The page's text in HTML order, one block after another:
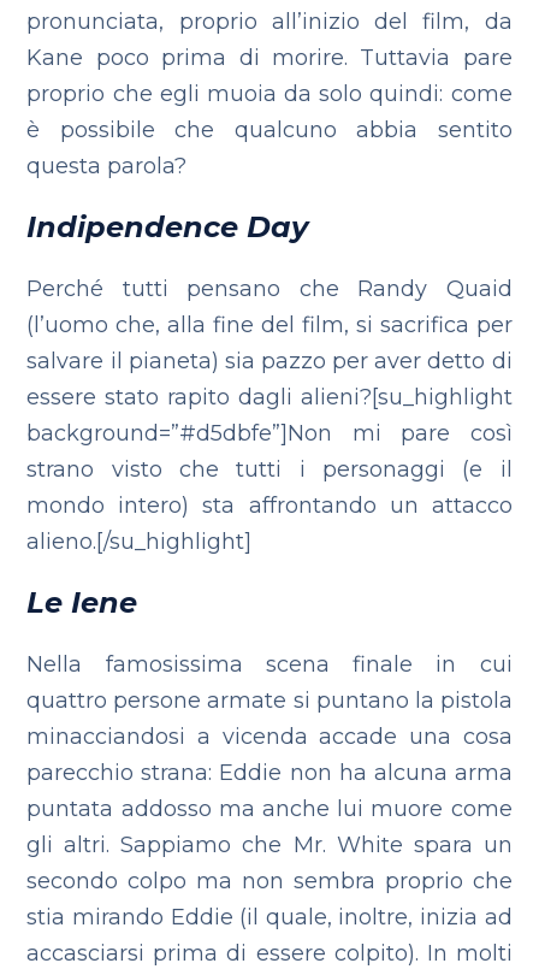
pronunciata, proprio all’inizio del film, da
Kane poco prima di morire. Tuttavia pare
proprio che egli muoia da solo quindi: come
è possibile che qualcuno abbia sentito
questa parola?
Indipendence Day
Perché tutti pensano che Randy Quaid
(l’uomo che, alla fine del film, si sacrifica per
salvare il pianeta) sia pazzo per aver detto di
essere stato rapito dagli alieni?[su_highlight
background=”#d5dbfe”]Non mi pare così
strano visto che tutti i personaggi (e il
mondo intero) sta affrontando un attacco
alieno.[/su_highlight]
Le Iene
Nella famosissima scena finale in cui
quattro persone armate si puntano la pistola
minacciandosi a vicenda accade una cosa
parecchio strana: Eddie non ha alcuna arma
puntata addosso ma anche lui muore come
gli altri. Sappiamo che Mr. White spara un
secondo colpo ma non sembra proprio che
stia mirando Eddie (il quale, inoltre, inizia ad
accasciarsi prima di essere colpito). In molti